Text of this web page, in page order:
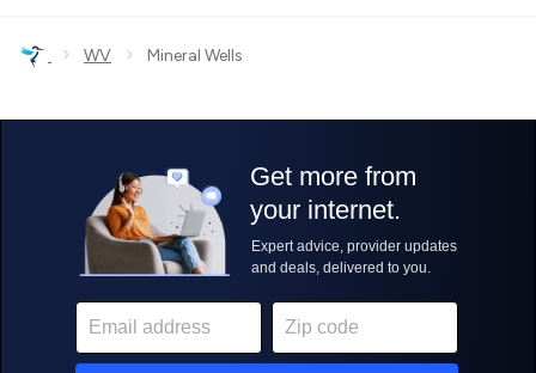
› WV › Mineral Wells